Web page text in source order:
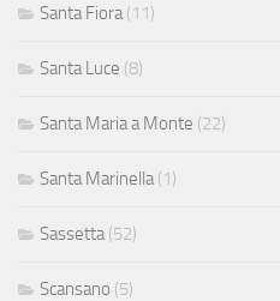
Santa Fiora (11)
Santa Luce (8)
Santa Maria a Monte (22)
Santa Marinella (1)
Sassetta (52)
Scansano (5)